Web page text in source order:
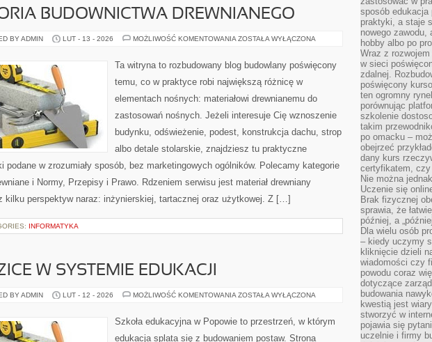
BUDOWNICTWA DREWNIANEGO
BY ADMIN LUT - 13 - 2026 MOŻLIWOŚĆ KOMENTOWANIA HISTORIA
ZOSTAŁA WYŁĄCZONA
Ta witryna to rozbudowany blog budowlany poświęcony
temu, co w praktyce robi największą różnicę w
elementach nośnych: materiałowi drewnianemu do
zastosowań nośnych. Jeżeli interesuje Cię wznoszenie
budynku, odświeżenie, podest, konstrukcja dachu, strop
albo detale stolarskie, znajdziesz tu praktyczne
podane w zrozumiały sposób, bez marketingowych ogólników. Polecamy kategorie
i Normy, Przepisy i Prawo. Rdzeniem serwisu jest materiał drewniany
kilku perspektyw naraz: inżynierskiej, tartacznej oraz użytkowej. Z […]
INFORMATYKA
W SYSTEMIE EDUKACJI
BY ADMIN LUT - 12 - 2026 MOŻLIWOŚĆ KOMENTOWANIA RODZICE
EDUKACJI
ZOSTAŁA WYŁĄCZONA
Szkoła edukacyjna w Popowie to przestrzeń, w którym
edukacja splata się z budowaniem postaw. Strona
sposób edukacja
praktyki, a staje
nowego zawodu,
hobby albo po
Wraz z
w sieci
zdalnej.
poświęcony
ten ogromny
porównując
szkolenie
takim
po omacku –
obejrzeć
dany kurs
certyfikatem,
Nie można
Uczenie się
Brak fizycznej
sprawia, że
później, a
Dla wielu osób
– kiedy uczymy
kliknięcie dzieli
wiadomości czy
powodu coraz
dotyczące
budowania
kwestią jest
stworzyć w
pojawia się
uczelnie i firmy